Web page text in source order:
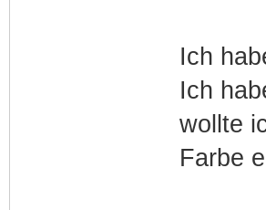
Ich
Ich
wollte
Farbe